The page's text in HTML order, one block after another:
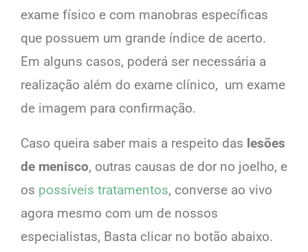
exame físico e com manobras específicas
que possuem um grande índice de acerto.
Em alguns casos, poderá ser necessária a
realização além do exame clínico, um exame
de imagem para confirmação.
Caso queira saber mais a respeito das lesões
de menisco, outras causas de dor no joelho, e
os possíveis tratamentos, converse ao vivo
agora mesmo com um de nossos
especialistas, Basta clicar no botão abaixo.